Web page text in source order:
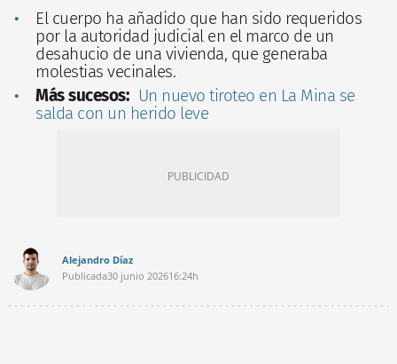
El cuerpo ha añadido que han sido requeridos
por la autoridad judicial en el marco de un
desahucio de una vivienda, que generaba
molestias vecinales.
Más sucesos: Un nuevo tiroteo en La Mina se
salda con un herido leve
Alejandro Díaz
Publicada30 junio 202616:24h